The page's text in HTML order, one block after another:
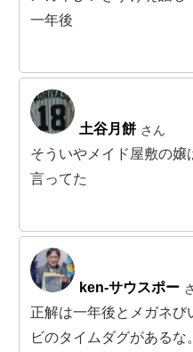
一年後
土谷月餅 さん
そういやメイド屋敷の嬢
言ってた
ken-サウスポー
正解は一年後とメガネび
ビのタイムダグがある